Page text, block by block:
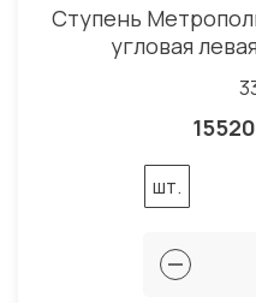
Ступень
угловая
шт.